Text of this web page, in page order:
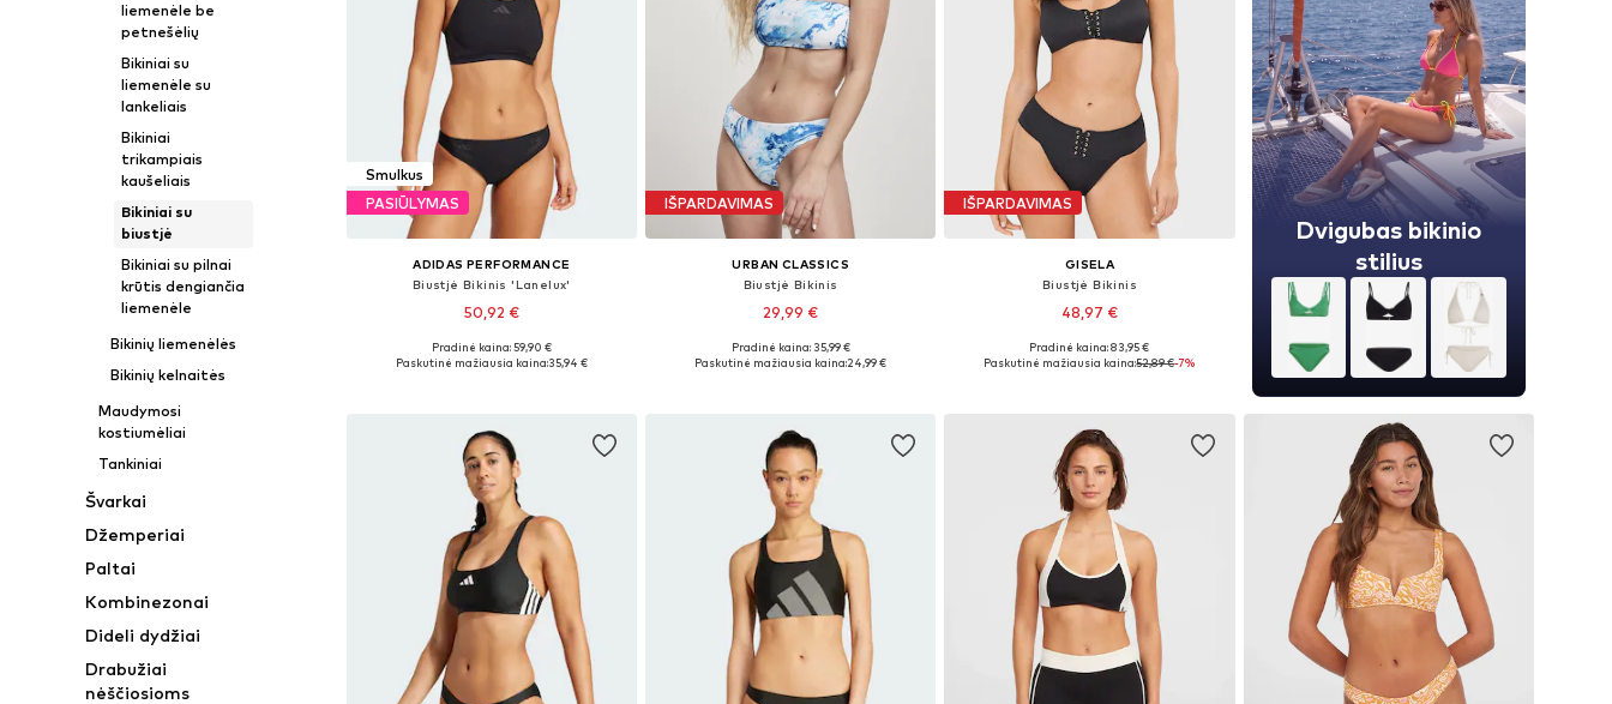
liemenėle be
petnešėlių
Bikiniai su
liemenėle su
lankeliais
Bikiniai
trikampiais
kaušeliais
Bikiniai su
biustjė
Bikiniai su pilnai
krūtis dengiančia
liemenėle
Bikinių liemenėlės
Bikinių kelnaitės
Maudymosi
kostiumėliai
Tankiniai
Švarkai
Džemperiai
Paltai
Kombinezonai
Dideli dydžiai
Drabužiai
nėščiosioms
Smulkus
PASIŪLYMAS
ADIDAS PERFORMANCE
Biustjė Bikinis 'Lanelux'
50,92 €
Galimi dydžiai: S, S, M, M
Pradinė kaina: 59,90 €
Paskutinė mažiausia kaina:35,94 €
IŠPARDAVIMAS
URBAN CLASSICS
Biustjė Bikinis
29,99 €
Galimi dydžiai: XS, S, L, XL
Pradinė kaina: 35,99 €
Paskutinė mažiausia kaina:24,99 €
IŠPARDAVIMAS
GISELA
Biustjė Bikinis
48,97 €
Galimi dydžiai: S, M
Pradinė kaina: 83,95 €
Paskutinė mažiausia kaina:52,89 €-7%
Dvigubas bikinio
stilius